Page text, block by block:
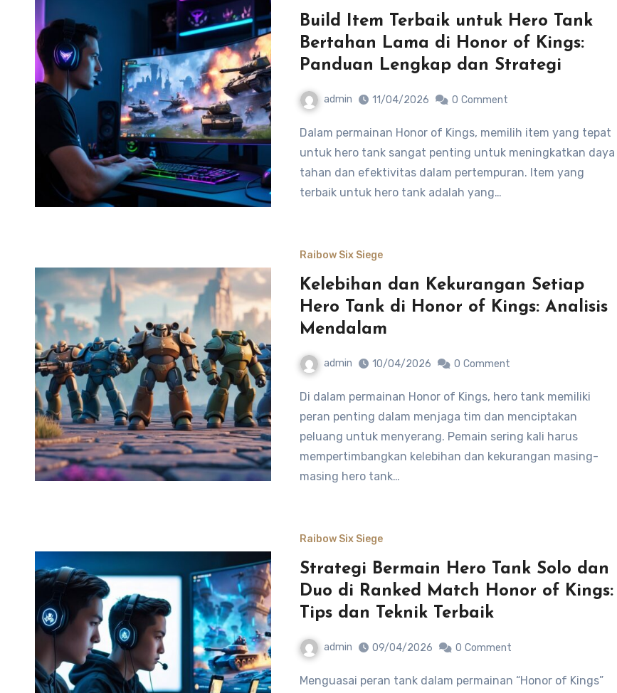
Build Item Terbaik untuk Hero Tank
Bertahan Lama di Honor of Kings:
Panduan Lengkap dan Strategi
admin 11/04/2026 0 Comment
Dalam permainan Honor of Kings, memilih item yang tepat
untuk hero tank sangat penting untuk meningkatkan daya
tahan dan efektivitas dalam pertempuran. Item yang
terbaik untuk hero tank adalah yang…
Raibow Six Siege
Kelebihan dan Kekurangan Setiap
Hero Tank di Honor of Kings: Analisis
Mendalam
admin 10/04/2026 0 Comment
Di dalam permainan Honor of Kings, hero tank memiliki
peran penting dalam menjaga tim dan menciptakan
peluang untuk menyerang. Pemain sering kali harus
mempertimbangkan kelebihan dan kekurangan masing-
masing hero tank…
Raibow Six Siege
Strategi Bermain Hero Tank Solo dan
Duo di Ranked Match Honor of Kings:
Tips dan Teknik Terbaik
admin 09/04/2026 0 Comment
Menguasai peran tank dalam permainan “Honor of Kings”